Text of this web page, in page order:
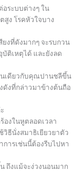
ระบบต่างๆ ใน
สูง โรคหัวใจบาง
งที่ดังมากๆ จะรบกวน
บัติเหตุได้ และยังลด
นเดียวกับคุณปานชลีขึ้น
ดังที่กล่าวมาข้างต้นถือ
องในหูตลอดเวลา
ธีนั่งสมาธิเยียวยาตัว
การเช่นนี้ต้องรีบไปหา
ถึงแม้จะง่วงนอนมาก